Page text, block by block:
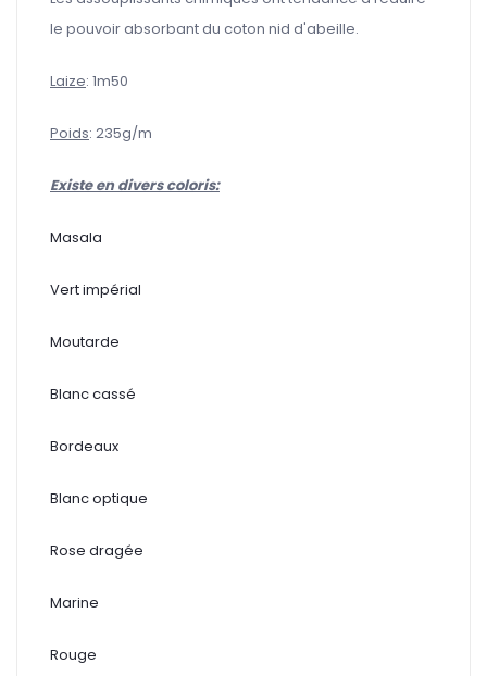
le pouvoir absorbant du coton nid d'abeille.
Laize: 1m50
Poids: 235g/m
Existe en divers coloris:
Masala
Vert impérial
Moutarde
Blanc cassé
Bordeaux
Blanc optique
Rose dragée
Marine
Rouge